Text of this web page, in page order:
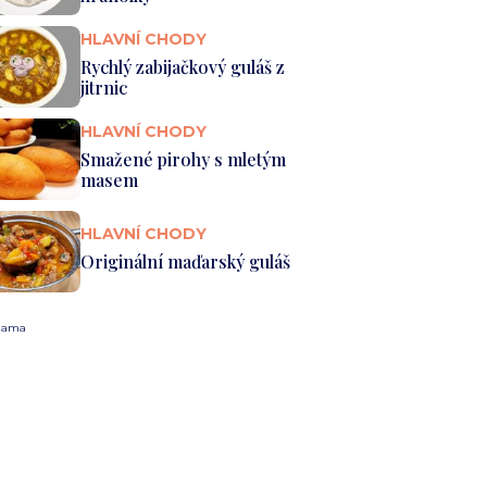
HLAVNÍ CHODY
Rychlý zabijačkový guláš z
jitrnic
HLAVNÍ CHODY
Smažené pirohy s mletým
masem
HLAVNÍ CHODY
Originální maďarský guláš